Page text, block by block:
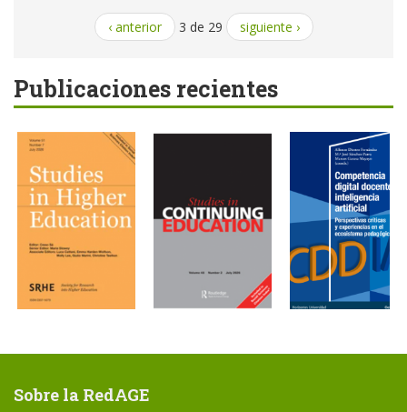
‹ anterior 3 de 29 siguiente ›
Publicaciones recientes
Sobre la RedAGE